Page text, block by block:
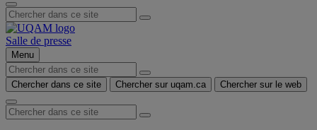
Salle de presse
Menu
Chercher dans ce site Chercher sur uqam.ca Chercher sur le web